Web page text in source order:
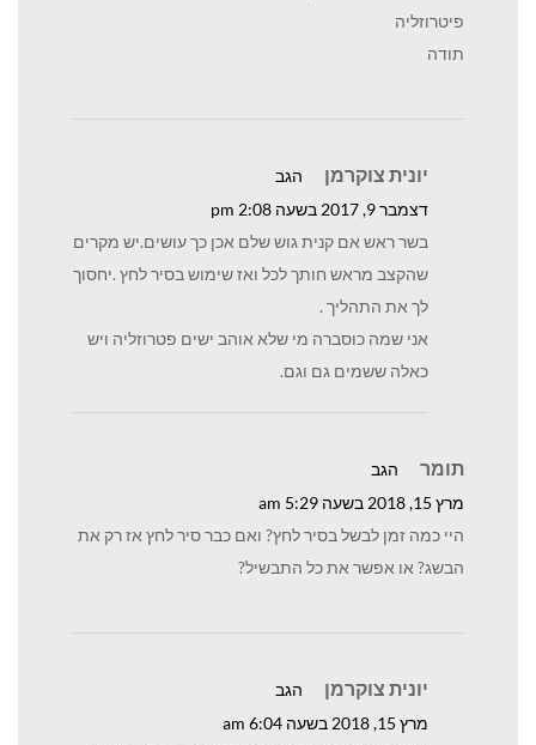
פיטרוזליה
תודה
יונית צוקרמן
הגב
דצמבר 9, 2017 בשעה 2:08 pm
בשר ראש אם קנית גוש שלם אכן כך עושים.יש מקרים
שהקצב מראש חותך לכל ואז שימוש בסיר לחץ .יחסוך
לך את התהליך .
אני שמה כוסברה מי שלא אוהב ישים פטרוזליה ויש
כאלה ששמים גם וגם.
תומר
הגב
מרץ 15, 2018 בשעה 5:29 am
היי כמה זמן לבשל בסיר לחץ? ואם כבר סיר לחץ אז רק את
הבשג? או אפשר את כל התבשיל?
יונית צוקרמן
הגב
מרץ 15, 2018 בשעה 6:04 am